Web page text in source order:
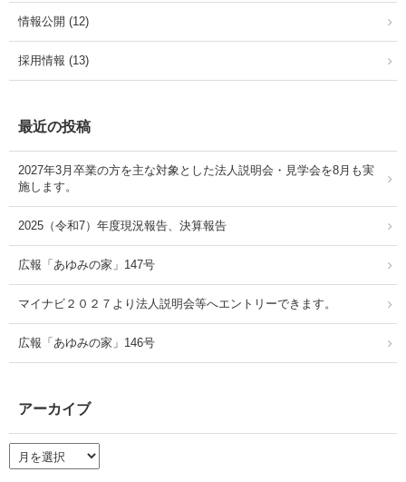
情報公開 (12)
採用情報 (13)
最近の投稿
2027年3月卒業の方を主な対象とした法人説明会・見学会を8月も実
施します。
2025（令和7）年度現況報告、決算報告
広報「あゆみの家」147号
マイナビ２０２７より法人説明会等へエントリーできます。
広報「あゆみの家」146号
アーカイブ
ア
ー